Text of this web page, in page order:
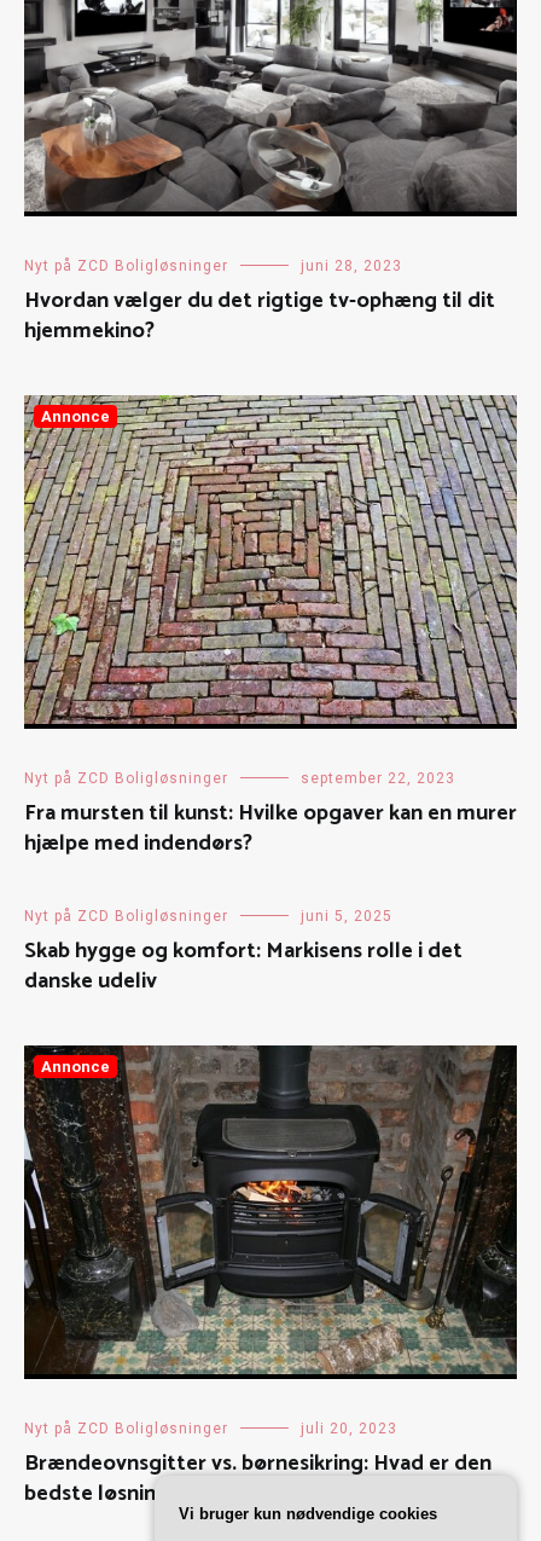
Nyt på ZCD Boligløsninger juni 28, 2023
Hvordan vælger du det rigtige tv-ophæng til dit
hjemmekino?
Annonce
Nyt på ZCD Boligløsninger september 22, 2023
Fra mursten til kunst: Hvilke opgaver kan en murer
hjælpe med indendørs?
Nyt på ZCD Boligløsninger juni 5, 2025
Skab hygge og komfort: Markisens rolle i det
danske udeliv
Annonce
Nyt på ZCD Boligløsninger juli 20, 2023
Brændeovnsgitter vs. børnesikring: Hvad er den
bedste løsning for dit hjem?
Vi bruger kun nødvendige cookies